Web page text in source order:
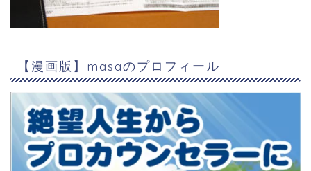
【漫画版】masaのプロフィール